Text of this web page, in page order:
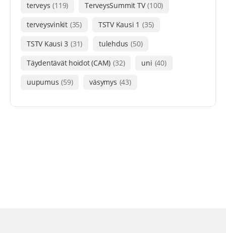
terveys (119) TerveysSummit TV (100)
terveysvinkit (35) TSTV Kausi 1 (35)
TSTV Kausi 3 (31) tulehdus (50)
Täydentävät hoidot (CAM) (32) uni (40)
uupumus (59) väsymys (43)